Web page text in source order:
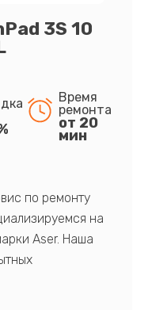
3S 10
Время
ремонта
от 20
мин
по ремонту
на
Aser. Наша
знаниями и